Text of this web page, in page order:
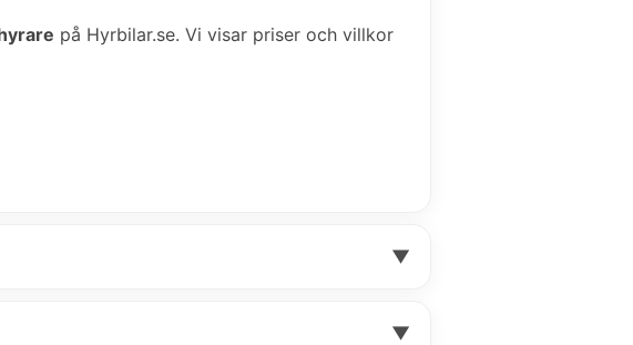
på Hyrbilar.se. Vi visar priser och villkor
▼
▼